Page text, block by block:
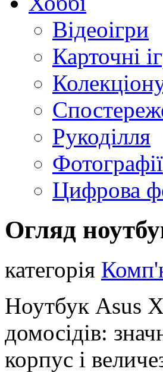
Відеоігри
Карточні
Рукоділля
Фотографії
Цифрова
Огляд
категорія
Ноутбук Asus
домосідів:
корпус і